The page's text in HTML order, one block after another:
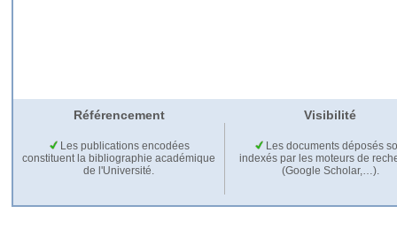
Référencement Visibilité
Les publications encodées
constituent la bibliographie académique
de l'Université.
Les documents déposés
indexés par les moteurs de
(Google Scholar,…).